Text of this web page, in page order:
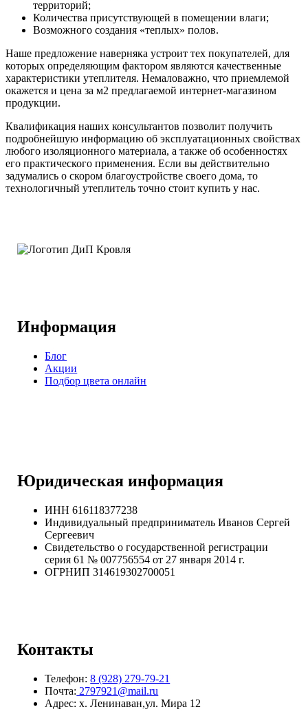
территорий;
Количества присутствующей в помещении влаги;
Возможного создания «теплых» полов.
Наше предложение наверняка устроит тех покупателей, для
которых определяющим фактором являются качественные
характеристики утеплителя. Немаловажно, что приемлемой
окажется и цена за м2 предлагаемой интернет-магазином
продукции.
Квалификация наших консультантов позволит получить
подробнейшую информацию об эксплуатационных свойствах
любого изоляционного материала, а также об особенностях
его практического применения. Если вы действительно
задумались о скором благоустройстве своего дома, то
технологичный утеплитель точно стоит купить у нас.
Информация
Блог
Акции
Подбор цвета онлайн
Юридическая информация
ИНН 616118377238
Индивидуальный предприниматель Иванов Сергей
Сергеевич
Свидетельство о государственной регистрации
серия 61 № 007756554 от 27 января 2014 г.
ОГРНИП314619302700051
Контакты
Телефон:8 (928) 279-79-21
Почта: 2797921@mail.ru
Адрес: х. Ленинаван,ул. Мира 12